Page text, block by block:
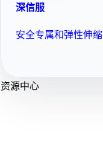
深信服
安全专属和弹性伸
资源中心